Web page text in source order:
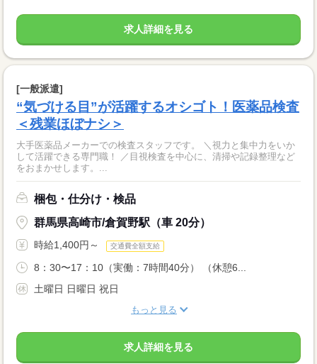
求人詳細を見る
[一般派遣]
“気づける目”が活躍するオシゴト！医薬品検査
＜残業ほぼナシ＞
大手医薬品メーカーでの検査スタッフです。 ＼視力と集中力をいか
して活躍できる専門職！ ／目視検査を中心に、清掃や記録整理など
をおまかせします。...
梱包・仕分け・検品
群馬県高崎市/倉賀野駅（車 20分）
時給1,400円～ 交通費全額支給
8：30〜17：10（実働：7時間40分） （休憩6...
土曜日 日曜日 祝日
もっと見る
求人詳細を見る